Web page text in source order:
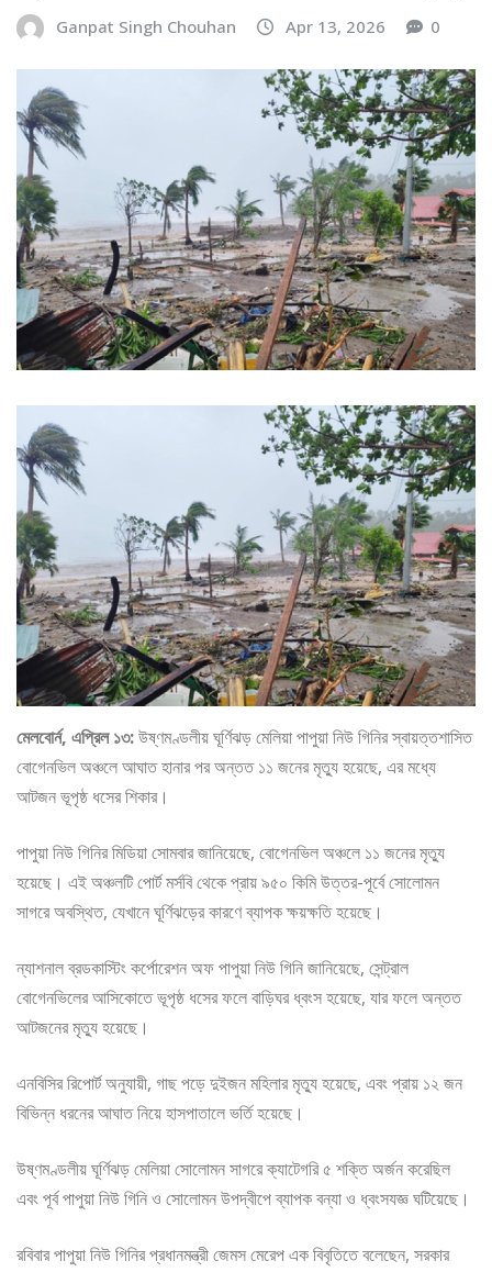
Ganpat Singh Chouhan Apr 13, 2026 0
মেলবোর্ন, এপ্রিল ১৩:উষ্ণমণ্ডলীয় ঘূর্ণিঝড় মেলিয়া পাপুয়া নিউ গিনির স্বায়ত্তশাসিত
বোগেনভিল অঞ্চলে আঘাত হানার পর অন্তত ১১ জনের মৃত্যু হয়েছে, এর মধ্যে
আটজন ভূপৃষ্ঠ ধসের শিকার।
পাপুয়া নিউ গিনির মিডিয়া সোমবার জানিয়েছে, বোগেনভিল অঞ্চলে ১১ জনের মৃত্যু
হয়েছে। এই অঞ্চলটি পোর্ট মর্সবি থেকে প্রায় ৯৫০ কিমি উত্তর-পূর্বে সোলোমন
সাগরে অবস্থিত, যেখানে ঘূর্ণিঝড়ের কারণে ব্যাপক ক্ষয়ক্ষতি হয়েছে।
ন্যাশনাল ব্রডকাস্টিং কর্পোরেশন অফ পাপুয়া নিউ গিনি জানিয়েছে, সেন্ট্রাল
বোগেনভিলের আসিকোতে ভূপৃষ্ঠ ধসের ফলে বাড়িঘর ধ্বংস হয়েছে, যার ফলে অন্তত
আটজনের মৃত্যু হয়েছে।
এনবিসির রিপোর্ট অনুযায়ী, গাছ পড়ে দুইজন মহিলার মৃত্যু হয়েছে, এবং প্রায় ১২ জন
বিভিন্ন ধরনের আঘাত নিয়ে হাসপাতালে ভর্তি হয়েছে।
উষ্ণমণ্ডলীয় ঘূর্ণিঝড় মেলিয়া সোলোমন সাগরে ক্যাটেগরি ৫ শক্তি অর্জন করেছিল
এবং পূর্ব পাপুয়া নিউ গিনি ও সোলোমন উপদ্বীপে ব্যাপক বন্যা ও ধ্বংসযজ্ঞ ঘটিয়েছে।
রবিবার পাপুয়া নিউ গিনির প্রধানমন্ত্রী জেমস মেরেপ এক বিবৃতিতে বলেছেন, সরকার